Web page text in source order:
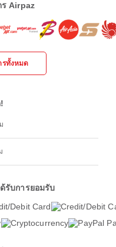
Airpaz
รทั้งหมด
รับการยอมรับ